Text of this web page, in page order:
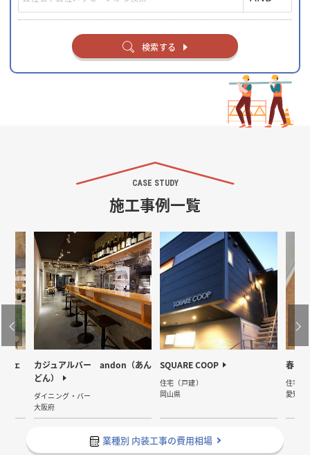
検索する
CASE STUDY
施工事例一覧
フェ
カジュアルバー andon（あん
どん）
ダイニング・バー
大阪府
SQUARE COOP
住宅（戸建）
岡山県
春日
住宅（
愛知県
業種別 内装工事の費用相場